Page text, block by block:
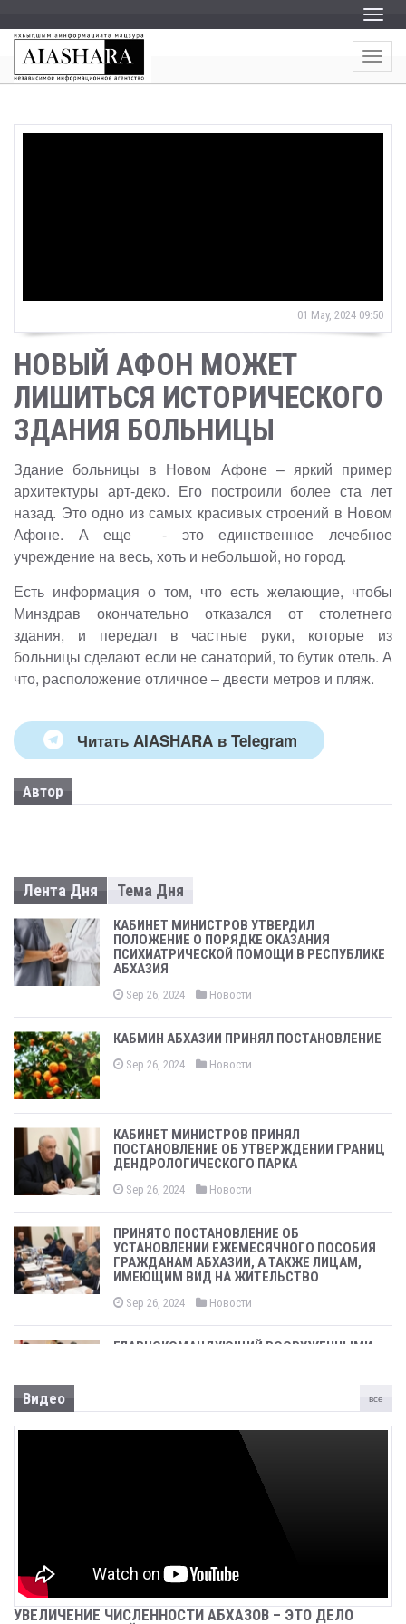
01 May, 2024 09:50
НОВЫЙ АФОН МОЖЕТ
ЛИШИТЬСЯ ИСТОРИЧЕСКОГО
ЗДАНИЯ БОЛЬНИЦЫ
Здание больницы в Новом Афоне – яркий пример
архитектуры арт-деко. Его построили более ста лет
назад. Это одно из самых красивых строений в Новом
Афоне. А еще - это единственное лечебное
учреждение на весь, хоть и небольшой, но город.
Есть информация о том, что есть желающие, чтобы
Минздрав окончательно отказался от столетнего
здания, и передал в частные руки, которые из
больницы сделают если не санаторий, то бутик отель. А
что, расположение отличное – двести метров и пляж.
Читать AIASHARA в Telegram
Автор
Лента Дня Тема Дня
КАБИНЕТ МИНИСТРОВ УТВЕРДИЛ
ПОЛОЖЕНИЕ О ПОРЯДКЕ ОКАЗАНИЯ
ПСИХИАТРИЧЕСКОЙ ПОМОЩИ В РЕСПУБЛИКЕ
АБХАЗИЯ
Sep 26, 2024 Новости
КАБМИН АБХАЗИИ ПРИНЯЛ ПОСТАНОВЛЕНИЕ
Sep 26, 2024 Новости
КАБИНЕТ МИНИСТРОВ ПРИНЯЛ
ПОСТАНОВЛЕНИЕ ОБ УТВЕРЖДЕНИИ ГРАНИЦ
ДЕНДРОЛОГИЧЕСКОГО ПАРКА
Sep 26, 2024 Новости
ПРИНЯТО ПОСТАНОВЛЕНИЕ ОБ
УСТАНОВЛЕНИИ ЕЖЕМЕСЯЧНОГО ПОСОБИЯ
ГРАЖДАНАМ АБХАЗИИ, А ТАКЖЕ ЛИЦАМ,
ИМЕЮЩИМ ВИД НА ЖИТЕЛЬСТВО
Sep 26, 2024 Новости
ГЛАВНОКОМАНДУЮЩИЙ ВООРУЖЕННЫМИ
СРЕДСТВА, НАПРАВЛЯЕМЫЕ НА
ВОССТАНОВЛЕНИЕ АЭРОПОРТА «СУХУМ»,
ЗАДЕРЖАН БАГАТЕЛИЯ ИРАКЛИЙ
НУГЗАРОВИЧ
Видео все
УВЕЛИЧЕНИЕ ЧИСЛЕННОСТИ АБХАЗОВ – ЭТО ДЕЛО